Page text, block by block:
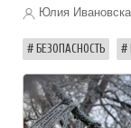
Юлия
БЕЗОПАСНОСТЬ